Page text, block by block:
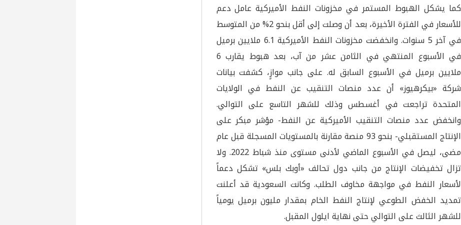
كما يشكل الهبوط المستمر في مخزونات النفط الأميركية عامل دعم
للأسعار في الفترة الأخيرة، بعد أن وصلت إلى أقل بنحو 2% من المتوسط
في آخر 5 سنوات. وانخفضت مخزونات النفط الأميركية 6.1 ملايين برميل
في الأسبوع المنتهي في الثامن عشر من آب، بعد هبوط يقارب 6
ملايين برميل في الأسبوع السابق له. على جانب موازٍ، كشفت بيانات
شركة «بيكرهيوز» أن عدد منصات التنقيب عن النفط في الولايات
المتحدة تراجعت في أغسطس وذلك للشهر التاسع على التوالي.
وانخفض عدد منصات التنقيب الأميركية عن النفط- مؤشر مبكر على
الإنتاج المستقبلي- بنحو 93 منصة مقارنة بالمستويات المسجلة قبل عام
مضى، ليصل في الأسبوع الماضي لأدنى مستوى منذ شباط 2022. ولا
تزال تخفيضات الإنتاج من جانب دول تحالف «أوبك بلس» تشكل دعماً
لأسعار النفط في مواجهة مخاوف الطلب. وكانت السعودية قد أعلنت
تمديد الخفض الطوعي لإنتاج النفط الخام بمقدار مليون برميل يومياً
للشهر الثالث على التوالي حتى نهاية ايلول المقبل.